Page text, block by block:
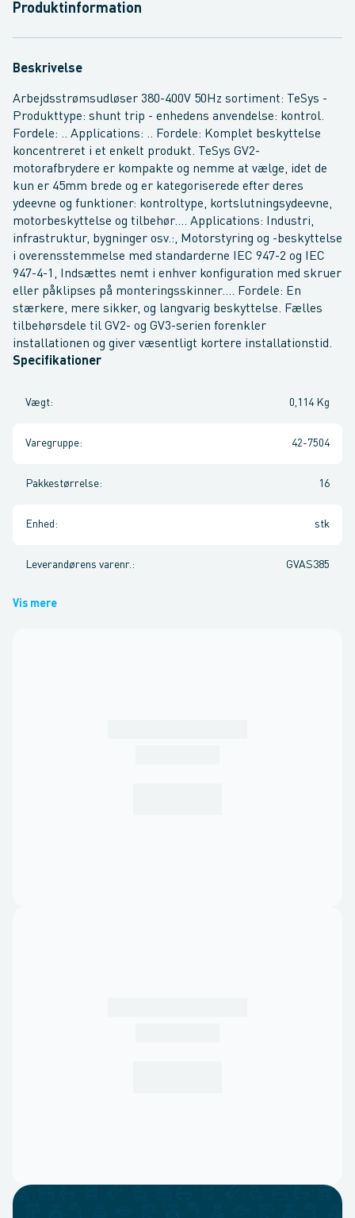
Produktinformation
Beskrivelse
Arbejdsstrømsudløser 380-400V 50Hz sortiment: TeSys -
Produkttype: shunt trip - enhedens anvendelse: kontrol.
Fordele: .. Applications: .. Fordele: Komplet beskyttelse
koncentreret i et enkelt produkt. TeSys GV2-
motorafbrydere er kompakte og nemme at vælge, idet de
kun er 45mm brede og er kategoriserede efter deres
ydeevne og funktioner: kontroltype, kortslutningsydeevne,
motorbeskyttelse og tilbehør.... Applications: Industri,
infrastruktur, bygninger osv.:, Motorstyring og -beskyttelse
i overensstemmelse med standarderne IEC 947-2 og IEC
947-4-1, Indsættes nemt i enhver konfiguration med skruer
eller påklipses på monteringsskinner.... Fordele: En
stærkere, mere sikker, og langvarig beskyttelse. Fælles
tilbehørsdele til GV2- og GV3-serien forenkler
installationen og giver væsentligt kortere installationstid.
Specifikationer
Vægt: 0,114 Kg
Varegruppe: 42-7504
Pakkestørrelse: 16
Enhed : stk
Leverandørens varenr. : GVAS385
Vis mere